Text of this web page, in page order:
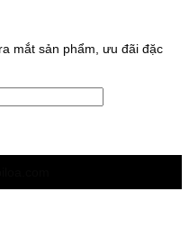
mắt sản phẩm, ưu đãi đặc